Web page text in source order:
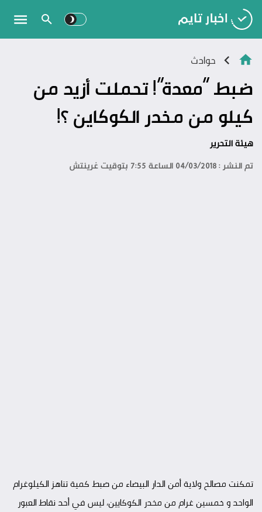
حوادث
ضبط “معدة”! تحملت أزيد من
كيلو من مخدر الكوكاين ؟!
هيئة التحرير
تم النشر : 04/03/2018 الساعة 7:55 بتوقيت غرينتش
تمكنت مصالح ولاية أمن الدار البيضاء من ضبط كمية تناهز الكيلوغرام
الواحد و خمسين غرام من مخدر الكوكايين، ليس في أحد نقاط العبور